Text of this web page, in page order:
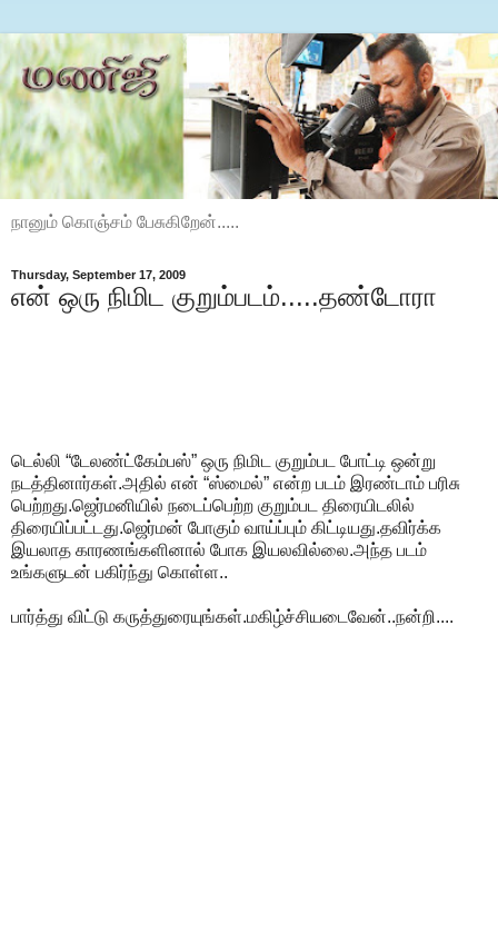
நானும் கொஞ்சம் பேசுகிறேன்.....
Thursday, September 17, 2009
என் ஒரு நிமிட குறும்படம்.....தண்டோரா
டெல்லி “டேலண்ட்கேம்பஸ்” ஒரு நிமிட குறும்பட போட்டி ஒன்று
நடத்தினார்கள்.அதில் என் “ஸ்மைல்” என்ற படம் இரண்டாம் பரிசு
பெற்றது.ஜெர்மனியில் நடைப்பெற்ற குறும்பட திரையிடலில்
திரையிப்பட்டது.ஜெர்மன் போகும் வாய்ப்பும் கிட்டியது.தவிர்க்க
இயலாத காரணங்களினால் போக இயலவில்லை.அந்த படம்
உங்களுடன் பகிர்ந்து கொள்ள..
பார்த்து விட்டு கருத்துரையுங்கள்.மகிழ்ச்சியடைவேன்..நன்றி....